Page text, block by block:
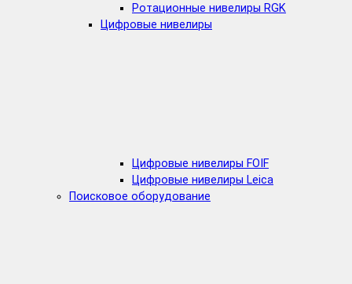
Ротационные нивелиры RGK
Цифровые нивелиры
Цифровые нивелиры FOIF
Цифровые нивелиры Leica
Поисковое оборудование